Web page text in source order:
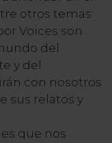
otros temas:
Voices son
del
y del
con nosotros
sus relatos y
que nos